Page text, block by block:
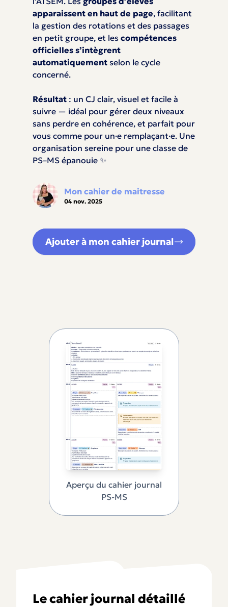
apparaissent en haut de page, facilitant
la gestion des rotations et des passages
en petit groupe, et les compétences
officielles s’intègrent
automatiquement selon le cycle
concerné.
Résultat : un CJ clair, visuel et facile à
suivre — idéal pour gérer deux niveaux
sans perdre en cohérence, et parfait pour
vous comme pour un·e remplaçant·e. Une
organisation sereine pour une classe de
PS–MS épanouie ✨
Mon cahier de maitresse
04 nov. 2025
Ajouter à mon cahier journal
Aperçu du cahier journal
PS-MS
Le cahier journal détaillé